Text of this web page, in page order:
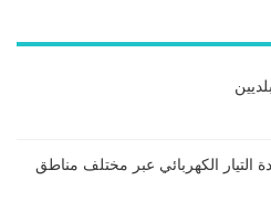
لإعادة التيار الكهربائي عبر مختلف مناطق